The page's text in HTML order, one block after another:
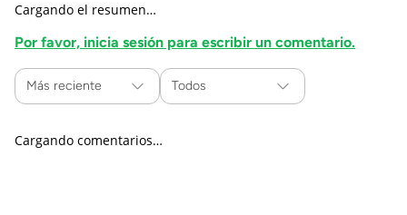
Cargando el resumen…
Por favor, inicia sesión para escribir un comentario.
Más reciente Todos
Cargando comentarios…